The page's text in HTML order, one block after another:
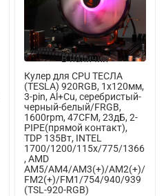
В наличии
Кулер для CPU ТЕСЛА
(TESLA) 920RGB, 1х120мм,
3-pin, Al+Cu, серебристый-
черный-белый/FRGB,
1600rpm, 47CFM, 23дБ, 2-
PIPE(прямой контакт),
TDP 135Вт, INTEL
1700/1200/115x/775/1366
, AMD
AM5/AM4/AM3(+)/AM2(+)/
FM2(+)/FM1/754/940/939
(TSL-920-RGB)